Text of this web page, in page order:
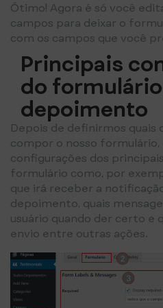
Ótimo! Agora é só você
campos para deixar o
com os campos que você
Principais
do
depoimento
Depois de definirmos quais
compor o nosso
configurações dos
formulário como, por
que irá receber a
depoimento, quais
usuário quando der certo e
envio entre outras ações.